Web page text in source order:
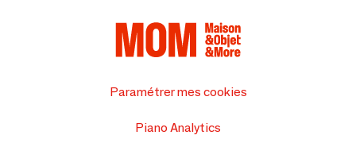
Paramétrer mes cookies
Piano Analytics